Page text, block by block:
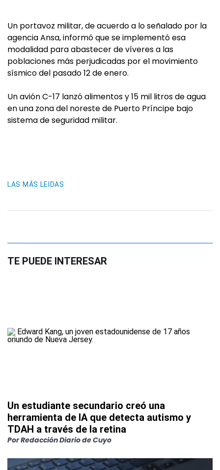
Un portavoz militar, de acuerdo a lo señalado por la
agencia Ansa, informó que se implementó esa
modalidad para abastecer de víveres a las
poblaciones más perjudicadas por el movimiento
sísmico del pasado 12 de enero.
Un avión C-17 lanzó alimentos y 15 mil litros de agua
en una zona del noreste de Puerto Príncipe bajo
sistema de seguridad militar.
LAS MÁS LEIDAS
TE PUEDE INTERESAR
Un estudiante secundario creó una
herramienta de IA que detecta autismo y
TDAH a través de la retina
PorRedacción Diario de Cuyo